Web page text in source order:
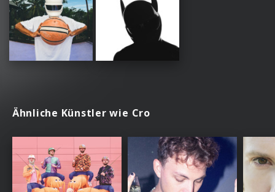
Ähnliche Künstler wie Cro